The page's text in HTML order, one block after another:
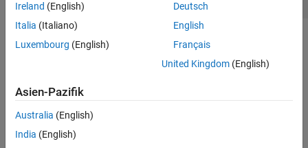
Ireland (English)
Italia (Italiano)
Luxembourg (English)
Deutsch
English
Français
United Kingdom(English)
Asien-Pazifik
Australia (English)
India (English)